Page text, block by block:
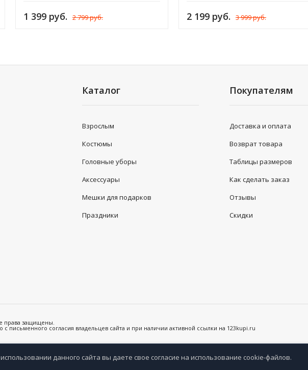
1 399 руб. 2 799 руб. 2 199 руб. 3 999 руб.
Каталог
Взрослым
Костюмы
Головные уборы
Аксессуары
Мешки для подарков
Праздники
Покупателям
Доставка и оплата
Возврат товара
Таблицы размеров
Как сделать заказ
Отзывы
Скидки
права защищены.
письменного согласия владельцев сайта и при наличии активной ссылки на 123kupi.ru
Избранное Сравнение Просмотренные
данного сайта вы даете свое согласие на использование cookie-файлов.